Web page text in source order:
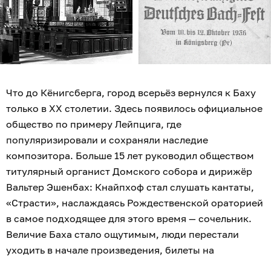
Что до Кёнигсберга, город всерьёз вернулся к Баху
только в XX столетии. Здесь появилось официальное
общество по примеру Лейпцига, где
популяризировали и сохраняли наследие
композитора. Больше 15 лет руководил обществом
титулярный органист Домского собора и дирижёр
Вальтер Эшенбах: Кнайпхоф стал слушать кантаты,
«Страсти», наслаждаясь Рождественской ораторией
в самое подходящее для этого время — сочельник.
Величие Баха стало ощутимым, люди перестали
уходить в начале произведения, билеты на